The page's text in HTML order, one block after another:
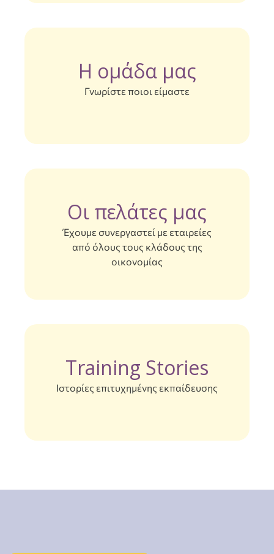
Η ομάδα μας
Γνωρίστε ποιοι είμαστε
Οι πελάτες μας
Έχουμε συνεργαστεί με εταιρείες
από όλους τους κλάδους της
οικονομίας
Training Stories
Ιστορίες επιτυχημένης εκπαίδευσης
0
8
0
1
2
4
5
6
7